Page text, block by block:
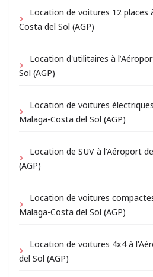
Location de voitures 12 places
Costa del Sol (AGP)
Location d'utilitaires à
Sol (AGP)
Location de voitures
Malaga-Costa del Sol (AGP)
Location de SUV à l’Aéroport
(AGP)
Location de voitures
Malaga-Costa del Sol (AGP)
Location de voitures 4x4 à
del Sol (AGP)